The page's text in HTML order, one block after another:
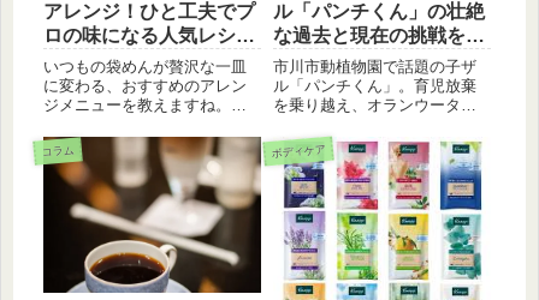
アレンジ！ひと工夫でプ
ロの味になる人気レシピ
3選
いつもの袋めんが贅沢な一皿
に変わる、おすすめのアレン
ジメニューを教えますね。豆
トジュースを使ったイタリア
ン風、香ばしいあんかけ焼き
そばなど、身近な材料で簡単
に作れるレシピを厳選しまし
た。今日のランチにすぐ試せ
るアイデアが満載です。
ル「パンチくん」の壮絶
な過去と現在の挑戦を追
う
市川市動植物園で話題の子ザ
ル「パンチくん」。育児放棄
を乗り越え、オランウータン
が、サル山の群れへ合流する
までの成長記録をまとめまし
た。現在までの歩みや群れで
の暮らしをブログ風に詳しく
解説します。
コラム ボディケア